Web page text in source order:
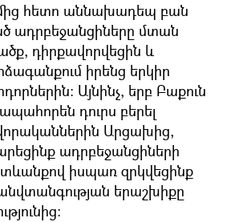
հետո աննախադեպ բան
ադրբեջանցիները մտան
դիրքավորվեցին և
իրենց երկիր
Այնինչ, երբ Բաքուն
դուրս բերել
Արցախից,
ադրբեջանցիների
իսպառ զրկվեցինք
երաշխիքը